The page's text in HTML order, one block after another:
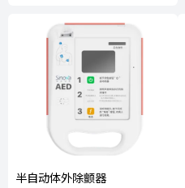
半自动体外除颤器